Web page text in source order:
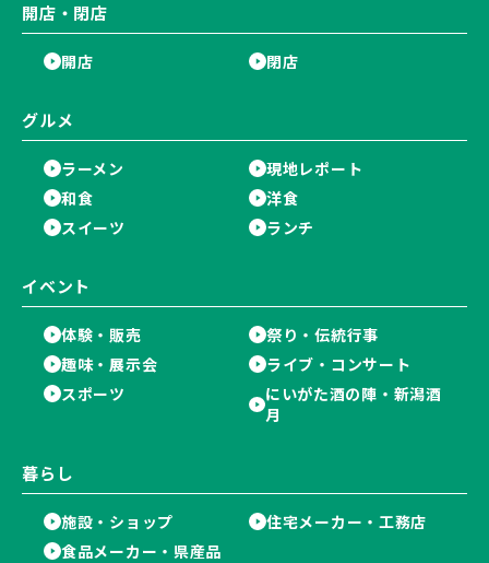
開店・閉店
開店 閉店
グルメ
ラーメン
現地レポート
和食
洋食
スイーツ
ランチ
イベント
体験・販売
祭り・伝統行事
趣味・展示会
ライブ・コンサート
スポーツ
にいがた酒の陣・新潟酒
月
暮らし
施設・ショップ
住宅メーカー・工務店
食品メーカー・県産品